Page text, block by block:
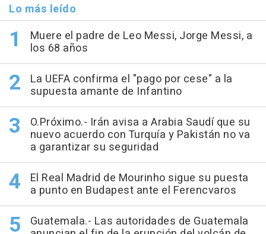
Lo más leído
Muere el padre de Leo Messi, Jorge Messi, a
los 68 años
La UEFA confirma el "pago por cese" a la
supuesta amante de Infantino
O.Próximo.- Irán avisa a Arabia Saudí que su
nuevo acuerdo con Turquía y Pakistán no va
a garantizar su seguridad
El Real Madrid de Mourinho sigue su puesta
a punto en Budapest ante el Ferencvaros
Guatemala.- Las autoridades de Guatemala